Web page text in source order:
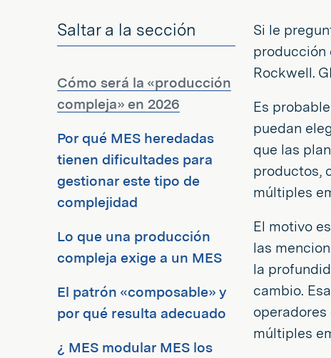
Saltar a la sección
Cómo será la «producción
compleja» en 2026
Por qué MES heredadas
tienen dificultades para
gestionar este tipo de
complejidad
Lo que una producción
compleja exige a un MES
El patrón «composable» y
por qué resulta adecuado
¿ MES modular MES los
Si le
producción
Rockwell.
Es
puedan
que las
productos,
múltiples
El motivo
las
la
cambio.
múltiples